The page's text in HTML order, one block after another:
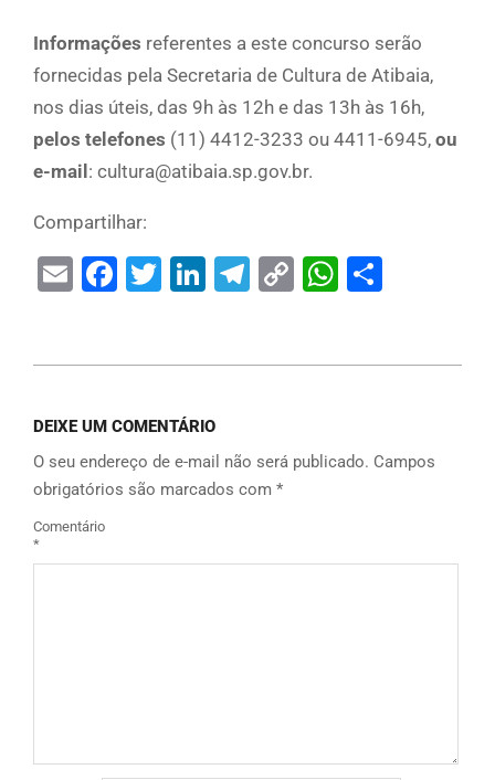
Informações referentes a este concurso serão
fornecidas pela Secretaria de Cultura de Atibaia,
nos dias úteis, das 9h às 12h e das 13h às 16h,
pelos telefones (11) 4412-3233 ou 4411-6945, ou
e-mail: cultura@atibaia.sp.gov.br.
Compartilhar:
EmailFacebook
Twitter
LinkedIn
Telegram
Copy
DEIXE UM COMENTÁRIO
O seu endereço de e-mail não será publicado. Campos
obrigatórios são marcados com *
Comentário
*